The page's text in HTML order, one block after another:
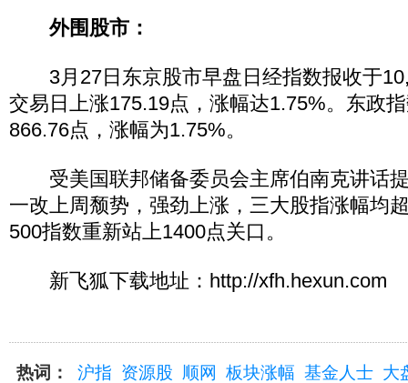
外围股市：
3月27日东京股市早盘日经指数报收于
交易日上涨175.19点，涨幅达1.75%。东政
866.76点，涨幅为1.75%。
受美国联邦储备委员会主席伯南克讲话
一改上周颓势，强劲上涨，三大股指涨幅均
500指数重新站上1400点关口。
新飞狐下载地址：http://xfh.hexun.com
热词： 沪指 资源股 顺网 板块涨幅 基金人士 大